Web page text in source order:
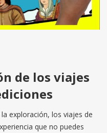
de los viajes
exploración, los viajes de
que no puedes